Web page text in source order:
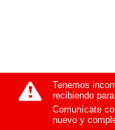
Tenemos
recibiendo
Comunícate
nuevo y